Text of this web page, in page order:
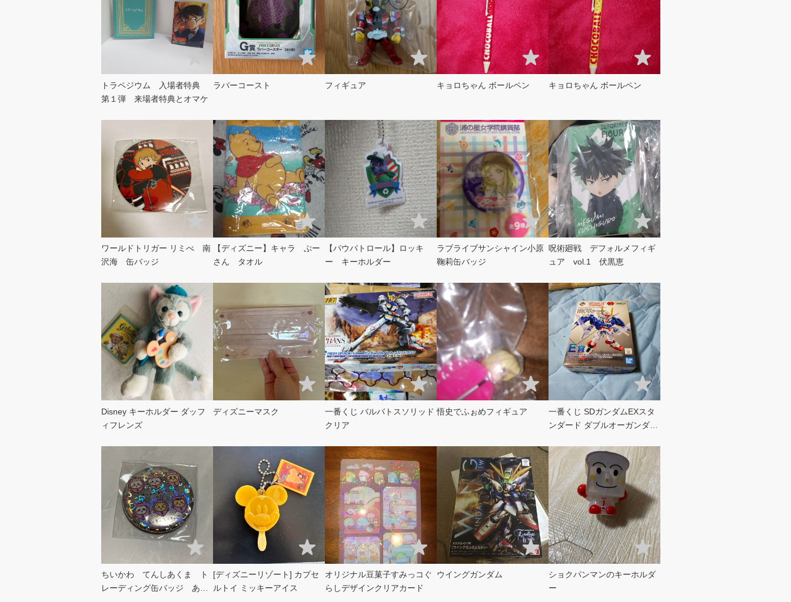
トラペジウム 入場者特典
第１弾 来場者特典とオマケ
ラバーコースト フィギュア キョロちゃん ボールペン キョロちゃん ボールペン
ワールドトリガー リミべ 南
沢海 缶バッジ
【ディズニー】キャラ ぷー
さん タオル
【パウパトロール】ロッキ
ー キーホルダー
ラブライブサンシャイン小原
鞠莉缶バッジ
呪術廻戦 デフォルメフィギ
ュア vol.1 伏黒恵
Disney キーホルダー ダッフ
ィフレンズ
ディズニーマスク
一番くじ バルバトスソリッド
クリア
悟史でふぉめフィギュア
一番くじ SDガンダムEXスタ
ンダード ダブルオーガンダム
ちいかわ てんしあくま ト
レーディング缶バッジ あか
[ディズニーリゾート] カプセ
ルトイ ミッキーアイス
オリジナル豆菓子すみっコぐ
らしデザインクリアカード
ウイングガンダム
ショクパンマンのキーホルダ
ー